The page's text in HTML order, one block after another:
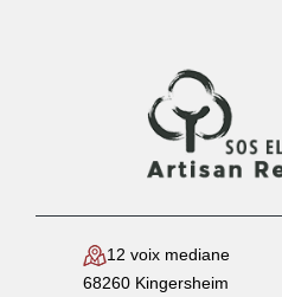
12 voix mediane
68260 Kingersheim